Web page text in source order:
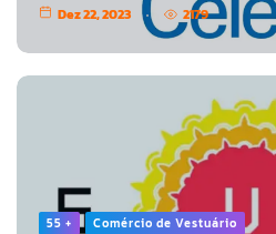
Dez 22, 2023 2179
55 + Comércio de Vestuário